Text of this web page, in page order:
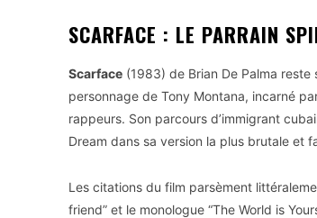
SCARFACE : LE PARRAIN
Scarface (1983) de Brian De Palma
personnage de Tony Montana, incarné
rappeurs. Son parcours d’immigrant
Dream dans sa version la plus brutale et
Les citations du film parsèment
friend” et le monologue “The World is